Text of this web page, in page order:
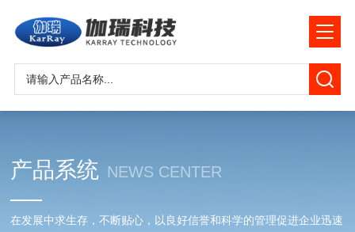
产品系统 NEWS CENTER
在发展中求生存，不断贴心，以良好信誉和科学的管理促进企业迅速